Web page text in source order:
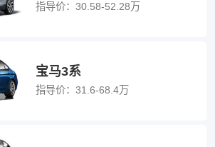
指导价： 30.58-52.28万
宝马3系
指导价： 31.6-68.4万